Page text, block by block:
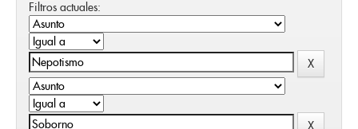
Filtros actuales: